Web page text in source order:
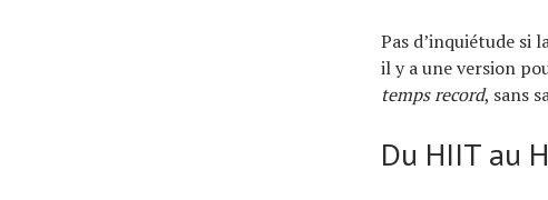
Pas d’inquiétude si
il y a une version
temps record, sans
Du HIIT au